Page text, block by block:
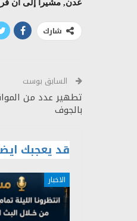
عدن, مشيراً إلى أن فرق
شارك
السابق بوست
تطهير عدد من
بالجوف
قد يعجبك
الاخبار